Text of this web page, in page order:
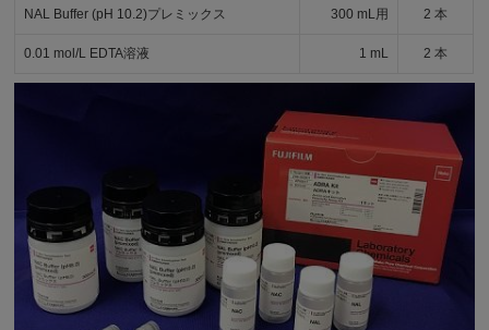
NAL Buffer (pH 10.2)プレミックス 300 mL用 2 本
0.01 mol/L EDTA溶液 1 mL 2 本